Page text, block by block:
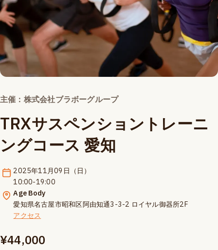
主催：株式会社ブラボーグループ
TRXサスペンショントレーニ
ングコース 愛知
2025年11月09日（日）
10:00-19:00
Age Body
愛知県名古屋市昭和区阿由知通3-3-2 ロイヤル御器所2F
アクセス
¥44,000